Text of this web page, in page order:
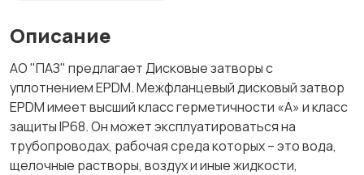
Описание
АО "ПАЗ" предлагает Дисковые затворы с
уплотнением EPDM. Межфланцевый дисковый затвор
EPDM имеет высший класс герметичности «А» и класс
защиты IP68. Он может эксплуатироваться на
трубопроводах, рабочая среда которых – это вода,
щелочные растворы, воздух и иные жидкости,